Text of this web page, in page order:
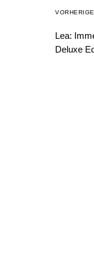
Lea:
Deluxe